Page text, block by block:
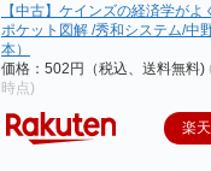
【中古】ケインズの経済学がよ
ポケット図解 /秀和システム/中
本）
価格：502円（税込、送料無料)
時点)
楽